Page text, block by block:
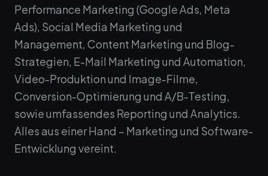
Performance Marketing (Google Ads, Meta
Ads), Social Media Marketing und
Management, Content Marketing und Blog-
Strategien, E-Mail Marketing und Automation,
Video-Produktion und Image-Filme,
Conversion-Optimierung und A/B-Testing,
sowie umfassendes Reporting und Analytics.
Alles aus einer Hand – Marketing und Software-
Entwicklung vereint.